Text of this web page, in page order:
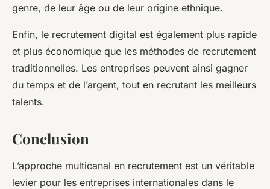
genre, de leur âge ou de leur origine ethnique.
Enfin, le recrutement digital est également plus rapide
et plus économique que les méthodes de recrutement
traditionnelles. Les entreprises peuvent ainsi gagner
du temps et de l’argent, tout en recrutant les meilleurs
talents.
Conclusion
L’approche multicanal en recrutement est un véritable
levier pour les entreprises internationales dans le